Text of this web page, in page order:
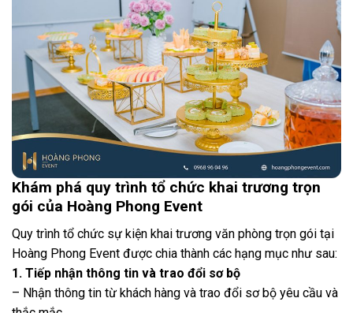
Khám phá quy trình tổ chức khai trương trọn
gói của Hoàng Phong Event
Quy trình tổ chức sự kiện khai trương văn phòng trọn gói tại
Hoàng Phong Event được chia thành các hạng mục như sau:
1. Tiếp nhận thông tin và trao đổi sơ bộ
– Nhận thông tin từ khách hàng và trao đổi sơ bộ yêu cầu và